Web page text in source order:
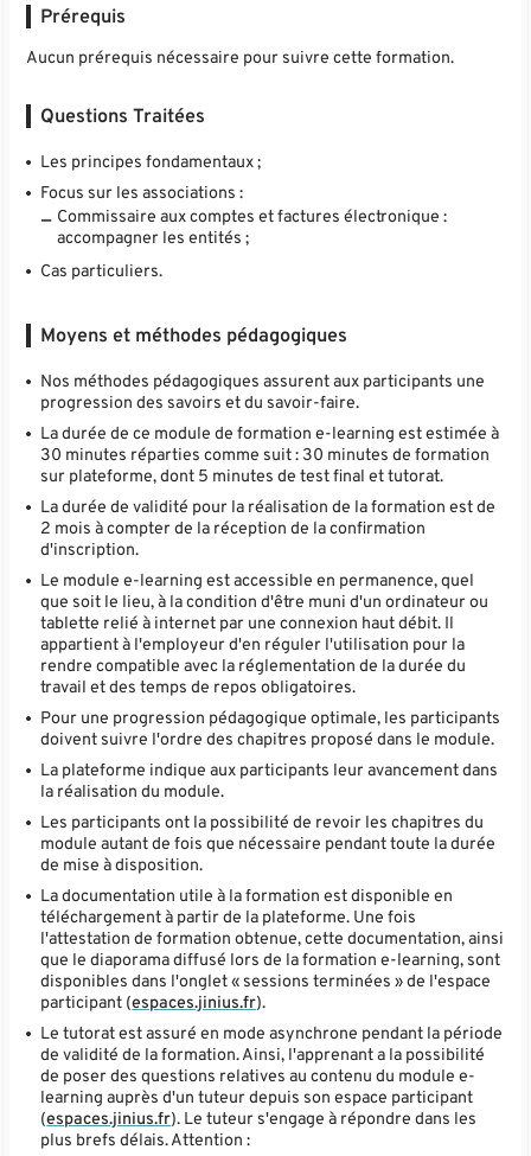
Prérequis
Aucun prérequis nécessaire pour suivre cette formation.
Questions Traitées
Les principes fondamentaux ;
Focus sur les associations :
Commissaire aux comptes et factures électronique :
accompagner les entités ;
Cas particuliers.
Moyens et méthodes pédagogiques
Nos méthodes pédagogiques assurent aux participants une
progression des savoirs et du savoir-faire.
La durée de ce module de formation e-learning est estimée à
30 minutes réparties comme suit : 30 minutes de formation
sur plateforme, dont 5 minutes de test final et tutorat.
La durée de validité pour la réalisation de la formation est de
2 mois à compter de la réception de la confirmation
d'inscription.
Le module e-learning est accessible en permanence, quel
que soit le lieu, à la condition d'être muni d'un ordinateur ou
tablette relié à internet par une connexion haut débit. Il
appartient à l'employeur d'en réguler l'utilisation pour la
rendre compatible avec la réglementation de la durée du
travail et des temps de repos obligatoires.
Pour une progression pédagogique optimale, les participants
doivent suivre l'ordre des chapitres proposé dans le module.
La plateforme indique aux participants leur avancement dans
la réalisation du module.
Les participants ont la possibilité de revoir les chapitres du
module autant de fois que nécessaire pendant toute la durée
de mise à disposition.
La documentation utile à la formation est disponible en
téléchargement à partir de la plateforme. Une fois
l'attestation de formation obtenue, cette documentation, ainsi
que le diaporama diffusé lors de la formation e-learning, sont
disponibles dans l'onglet « sessions terminées » de l'espace
participant (espaces.jinius.fr).
Le tutorat est assuré en mode asynchrone pendant la période
de validité de la formation. Ainsi, l'apprenant a la possibilité
de poser des questions relatives au contenu du module e-
learning auprès d'un tuteur depuis son espace participant
(espaces.jinius.fr). Le tuteur s'engage à répondre dans les
plus brefs délais. Attention :